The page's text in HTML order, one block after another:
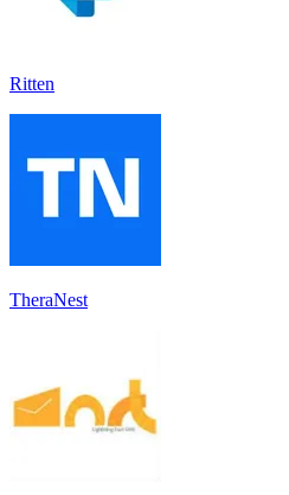
Ritten
TheraNest